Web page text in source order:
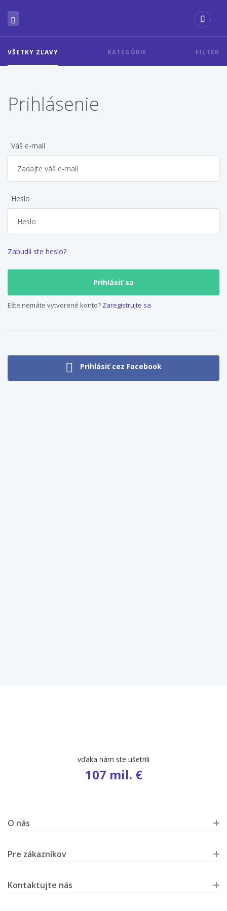
VŠETKY ZĽAVY KATEGÓRIE FILTER
Prihlásenie
Váš e-mail
Heslo
Zabudli ste heslo?
Ešte nemáte vytvorené konto? Zaregistrujte sa
Prihlásiť cez Facebook
vďaka nám ste ušetrili
107 mil. €
O nás
Pre zákazníkov
Kontaktujte nás